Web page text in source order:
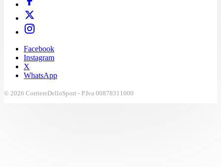
Facebook
Instagram
X
WhatsApp
© 2026 CorriereDelloSport - P.Iva 00878311000